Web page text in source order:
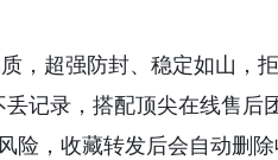
，超强防封、稳定如山，
记录，搭配顶尖在线售后
险，收藏转发后会自动删